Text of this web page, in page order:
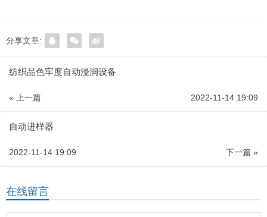
分享文章:
纺织品色牢度自动浸润设备
« 上一篇 2022-11-14 19:09
自动进样器
下一篇 »
2022-11-14 19:09
在线留言